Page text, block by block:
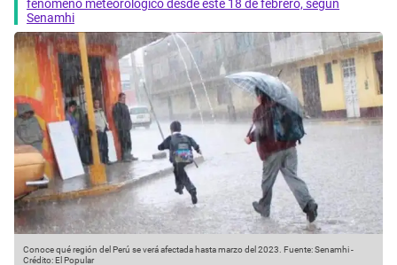
fenómeno meteorológico desde este 18 de febrero, según
Senamhi
Conoce qué región del Perú se verá afectada hasta marzo del 2023. Fuente: Senamhi-
Crédito: El Popular